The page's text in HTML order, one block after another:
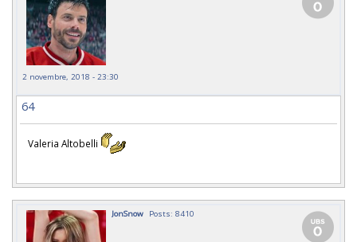
2 novembre, 2018 - 23:30
64
Valeria Altobelli
JonSnow Posts: 8410